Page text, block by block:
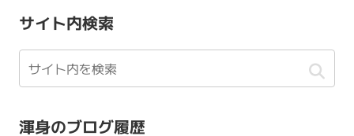
サイト内検索
渾身のブログ履歴